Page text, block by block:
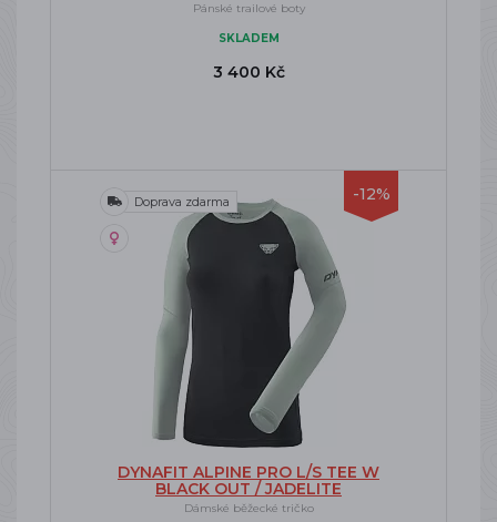
Pánské trailové boty
SKLADEM
3 400 Kč
-12%
Doprava zdarma
DYNAFIT ALPINE PRO L/S TEE W
BLACK OUT / JADELITE
Dámské běžecké tričko